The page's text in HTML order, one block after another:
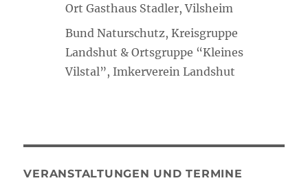
Ort Gasthaus Stadler, Vilsheim
Bund Naturschutz, Kreisgruppe
Landshut & Ortsgruppe “Kleines
Vilstal”, Imkerverein Landshut
VERANSTALTUNGEN UND TERMINE